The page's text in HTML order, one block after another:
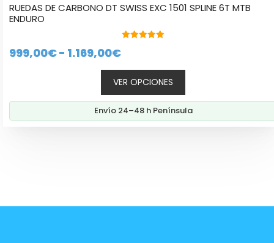
RUEDAS DE CARBONO DT SWISS EXC 1501 SPLINE 6T MTB
ENDURO
999,00€- 1.169,00€Rango
de
precios:
desde
999,00€
VER OPCIONES
Envío 24–48 h Península